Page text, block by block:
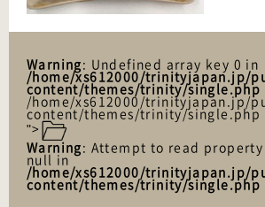
Warning: Undefined array key 0 in
/home/xs612000/trinityjapan.jp/
content/themes/trinity/single.php
/home/xs612000/trinityjapan.jp/
content/themes/trinity/
">
Warning: Attempt to read
null in
/home/xs612000/trinityjapan.jp/
content/themes/trinity/single.php